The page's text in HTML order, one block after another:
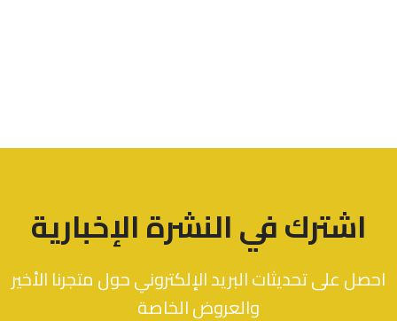
اشترك في النشرة الإخبارية
احصل على تحديثات البريد الإلكتروني حول متجرنا الأخير
والعروض الخاصة